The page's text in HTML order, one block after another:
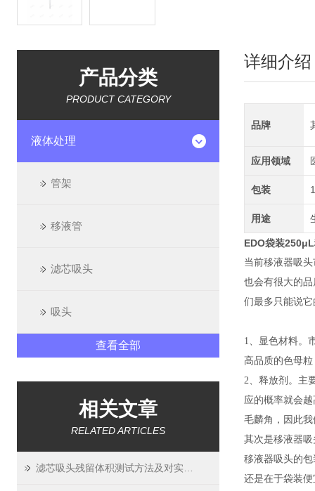
产品分类
PRODUCT CATEGORY
液体处理
管架
移液管
滤芯吸头
吸头
查看全部
相关文章
RELATED ARTICLES
详细介绍
品牌
应用领域
包装
用途
EDO袋装
当前移液器吸
也会有很大的
们最多只能说
1、显色材料。
高品质的色母
2、释放剂。主
应的概率就会
毛麟角，因此
其次是移液器
移液器吸头的
还是在于袋装